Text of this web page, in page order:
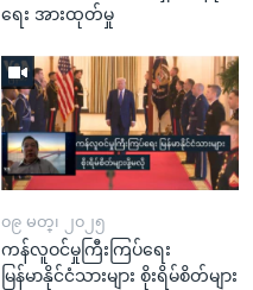
ရေး အားထုတ်မှု
၀၉ မတ္၊ ၂၀၂၅
ကန်လူဝင်မှုကြီးကြပ်ရေး
မြန်မာနိုင်ငံသားများ စိုးရိမ်စိတ်များ